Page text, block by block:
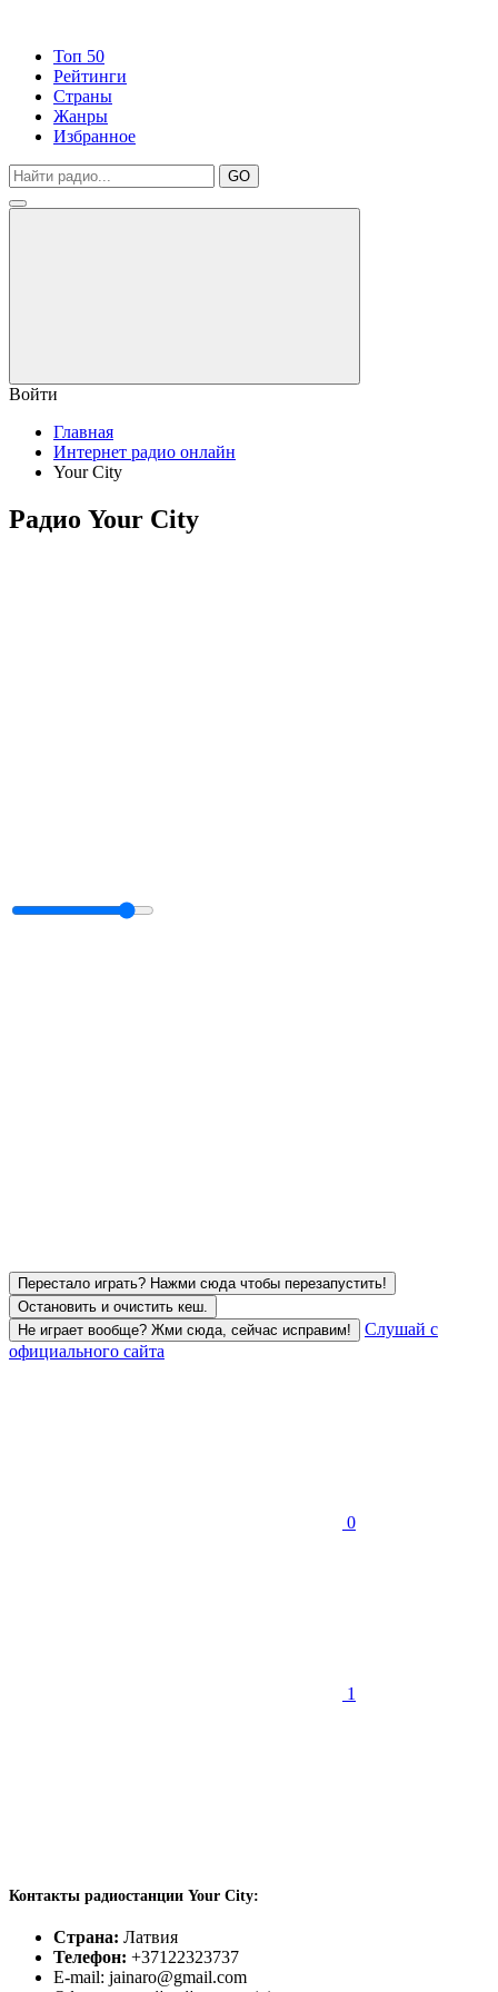
Топ 50
Рейтинги
Страны
Жанры
Избранное
GO
Войти
Главная
Интернет радио онлайн
Your City
Радио Your City
Перестало играть? Нажми сюда чтобы перезапустить!
Остановить и очистить кеш.
Не играет вообще? Жми сюда, сейчас исправим!
Слушай с
официального сайта
0
1
Контакты радиостанции Your City:
Страна: Латвия
Телефон: +37122323737
E-mail: jainaro@gmail.com